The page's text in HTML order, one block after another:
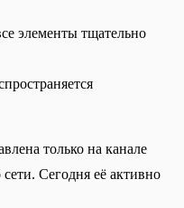
элементы тщательно
только на канале
Сегодня её активно